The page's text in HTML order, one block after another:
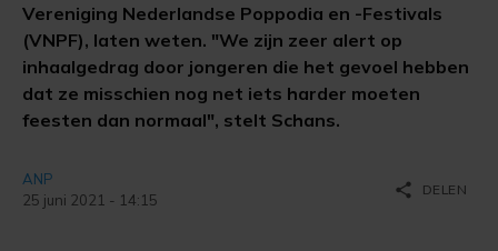
Vereniging Nederlandse Poppodia en -​Festivals
(VNPF), laten weten. "We zijn zeer alert op
inhaalgedrag door jongeren die het gevoel hebben
dat ze misschien nog net iets harder moeten
feesten dan normaal", stelt Schans.
ANP
25 juni 2021 - 14:15
share DELEN